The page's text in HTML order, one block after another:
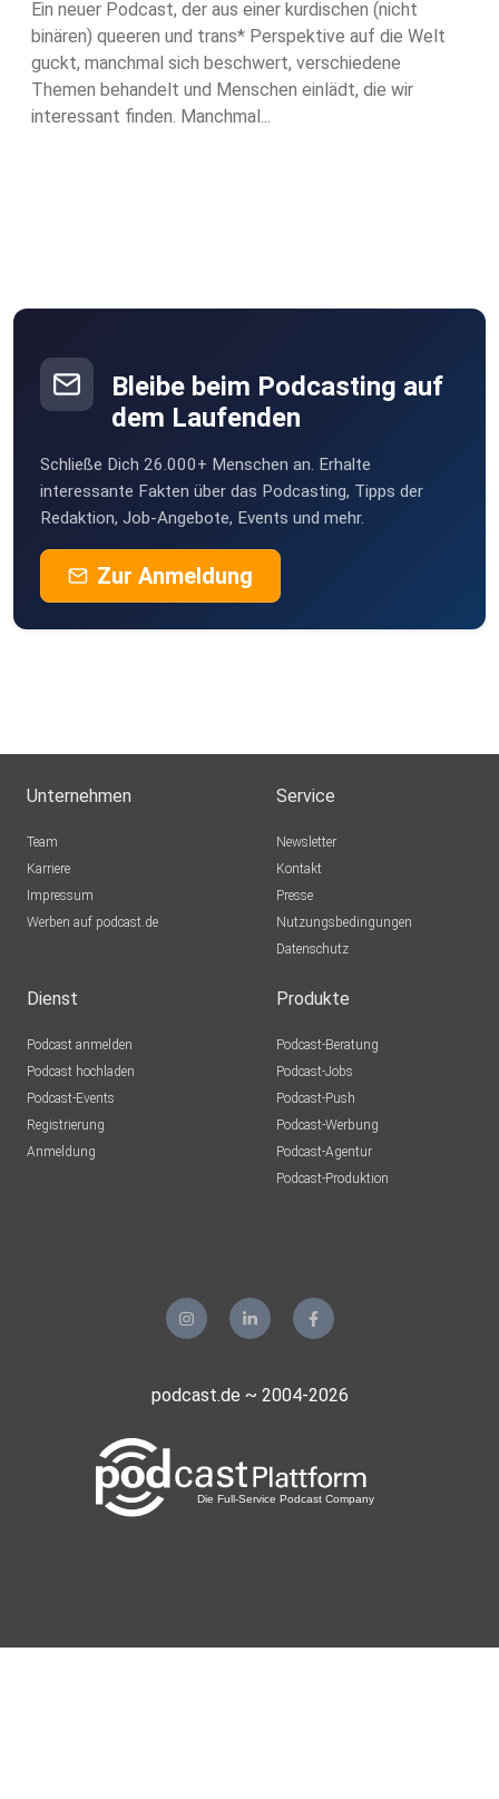
Ein neuer Podcast, der aus einer kurdischen (nicht
binären) queeren und trans* Perspektive auf die Welt
guckt, manchmal sich beschwert, verschiedene
Themen behandelt und Menschen einlädt, die wir
interessant finden. Manchmal...
Bleibe beim Podcasting auf
dem Laufenden
Schließe Dich 26.000+ Menschen an. Erhalte
interessante Fakten über das Podcasting, Tipps der
Redaktion, Job-Angebote, Events und mehr.
Zur Anmeldung
Unternehmen
Team
Karriere
Impressum
Werben auf podcast.de
Service
Newsletter
Kontakt
Presse
Nutzungsbedingungen
Datenschutz
Dienst
Podcast anmelden
Podcast hochladen
Podcast-Events
Registrierung
Anmeldung
Produkte
Podcast-Beratung
Podcast-Jobs
Podcast-Push
Podcast-Werbung
Podcast-Agentur
Podcast-Produktion
podcast.de ~ 2004-2026